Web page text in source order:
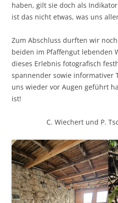
haben, gilt sie doch als
ist das nicht etwas, was uns
Zum Abschluss durften wir
beiden im Pfaffengut lebenden
dieses Erlebnis fotografisch
spannender sowie informativer
uns wieder vor Augen geführt
ist!
C. Wiechert und P.